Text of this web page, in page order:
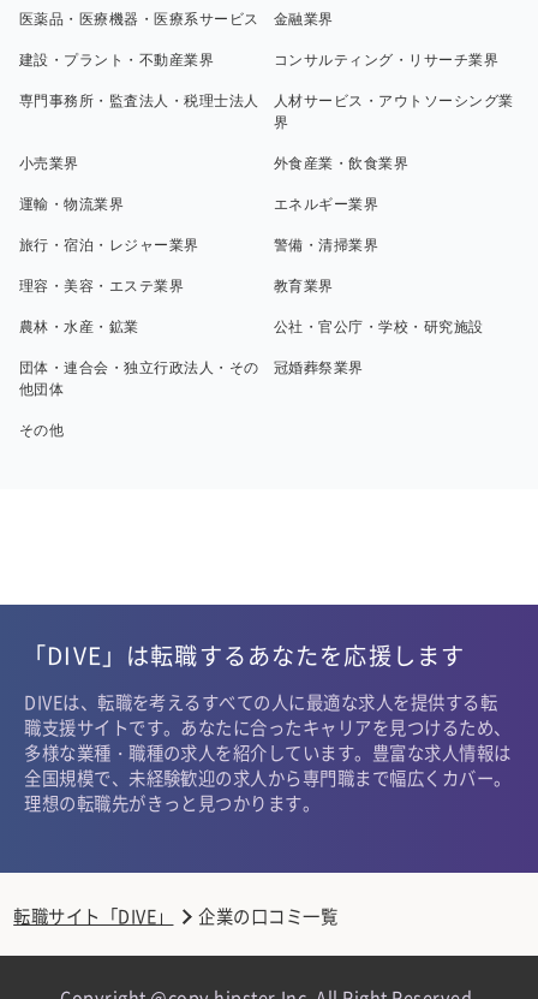
医薬品・医療機器・医療系サービス 金融業界
建設・プラント・不動産業界 コンサルティング・リサーチ業界
専門事務所・監査法人・税理士法人
人材サービス・アウトソーシング業
界
小売業界 外食産業・飲食業界
運輸・物流業界 エネルギー業界
旅行・宿泊・レジャー業界 警備・清掃業界
理容・美容・エステ業界 教育業界
農林・水産・鉱業 公社・官公庁・学校・研究施設
団体・連合会・独立行政法人・その
他団体
冠婚葬祭業界
その他
「DIVE」は転職するあなたを応援します
DIVEは、転職を考えるすべての人に最適な求人を提供する転
職支援サイトです。あなたに合ったキャリアを見つけるため、
多様な業種・職種の求人を紹介しています。豊富な求人情報は
全国規模で、未経験歓迎の求人から専門職まで幅広くカバー。
理想の転職先がきっと見つかります。
転職サイト「DIVE」 企業の口コミ一覧